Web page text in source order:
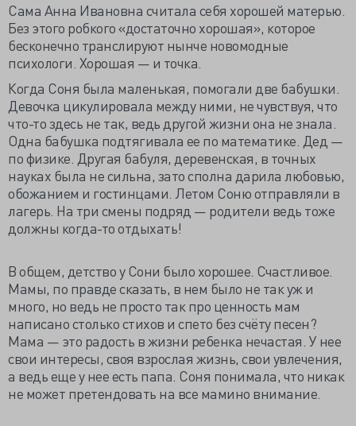
Сама Анна Ивановна считала себя хорошей матерью.
Без этого робкого «достаточно хорошая», которое
бесконечно транслируют нынче новомодные
психологи. Хорошая — и точка.
Когда Соня была маленькая, помогали две бабушки.
Девочка цикулировала между ними, не чувствуя, что
что-то здесь не так, ведь другой жизни она не знала.
Одна бабушка подтягивала ее по математике. Дед —
по физике. Другая бабуля, деревенская, в точных
науках была не сильна, зато сполна дарила любовью,
обожанием и гостинцами. Летом Соню отправляли в
лагерь. На три смены подряд — родители ведь тоже
должны когда-то отдыхать!
В общем, детство у Сони было хорошее. Счастливое.
Мамы, по правде сказать, в нем было не так уж и
много, но ведь не просто так про ценность мам
написано столько стихов и спето без счёту песен?
Мама — это радость в жизни ребенка нечастая. У нее
свои интересы, своя взрослая жизнь, свои увлечения,
а ведь еще у нее есть папа. Соня понимала, что никак
не может претендовать на все мамино внимание.